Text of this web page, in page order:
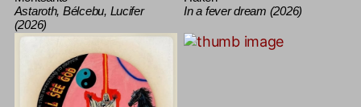
Astaroth, Bélcebu, Lucifer
(2026)
In a fever dream (2026)